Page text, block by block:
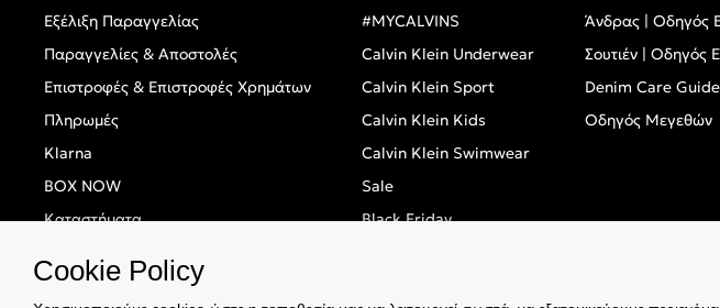
Εξέλιξη Παραγγελίας
Παραγγελίες & Αποστολές
Επιστροφές & Επιστροφές Χρημάτων
Πληρωμές
Klarna
BOX NOW
Καταστήματα
#MYCALVINS
Calvin Klein Underwear
Calvin Klein Sport
Calvin Klein Kids
Calvin Klein Swimwear
Sale
Black Friday
Άνδρας | Οδηγός
Σουτιέν | Οδηγός
Denim Care Guide
Οδηγός Μεγεθών
Cookie Policy